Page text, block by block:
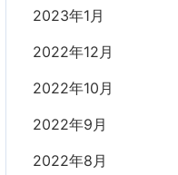
2023年1月
2022年12月
2022年10月
2022年9月
2022年8月